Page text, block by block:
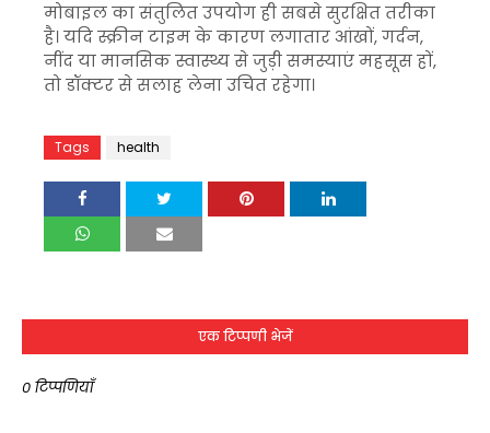
मोबाइल का संतुलित उपयोग ही सबसे सुरक्षित तरीका
है। यदि स्क्रीन टाइम के कारण लगातार आंखों, गर्दन,
नींद या मानसिक स्वास्थ्य से जुड़ी समस्याएं महसूस हों,
तो डॉक्टर से सलाह लेना उचित रहेगा।
Tags health
एक टिप्पणी भेजें
0 टिप्पणियाँ